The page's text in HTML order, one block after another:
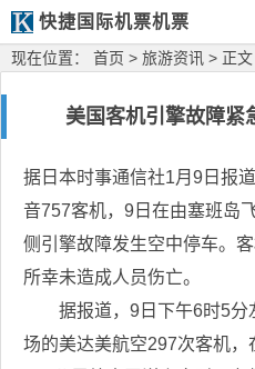
快捷国际机票机票
现在位置： 首页 > 旅游资讯 > 正文
美国客机引擎故障紧
据日本时事通信社1月9日报
音757客机，9日在由塞班岛
侧引擎故障发生空中停车。
所幸未造成人员伤亡。
据报道，9日下午6时5分
场的美达美航空297次客机